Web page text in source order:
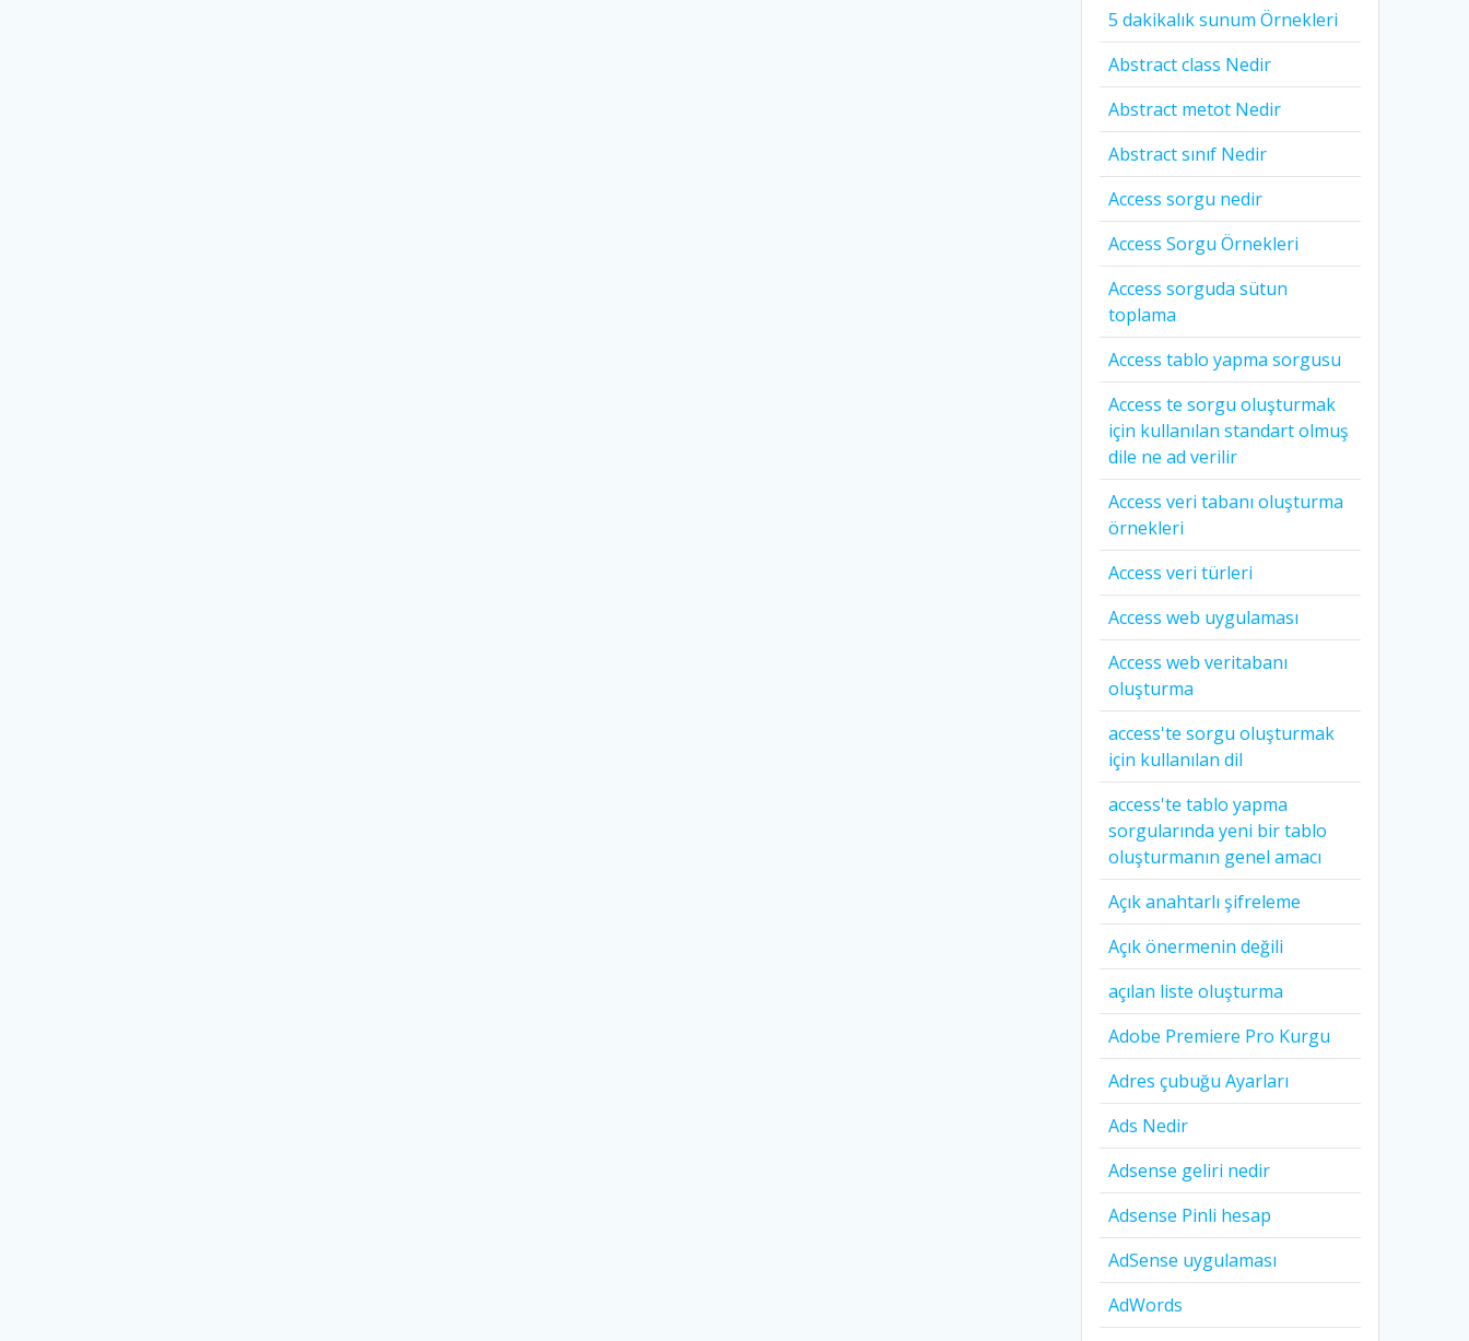
5 dakikalık sunum Örnekleri
Abstract class Nedir
Abstract metot Nedir
Abstract sınıf Nedir
Access sorgu nedir
Access Sorgu Örnekleri
Access sorguda sütun
toplama
Access tablo yapma sorgusu
Access te sorgu oluşturmak
için kullanılan standart olmuş
dile ne ad verilir
Access veri tabanı oluşturma
örnekleri
Access veri türleri
Access web uygulaması
Access web veritabanı
oluşturma
access'te sorgu oluşturmak
için kullanılan dil
access'te tablo yapma
sorgularında yeni bir tablo
oluşturmanın genel amacı
Açık anahtarlı şifreleme
Açık önermenin değili
açılan liste oluşturma
Adobe Premiere Pro Kurgu
Adres çubuğu Ayarları
Ads Nedir
Adsense geliri nedir
Adsense Pinli hesap
AdSense uygulaması
AdWords